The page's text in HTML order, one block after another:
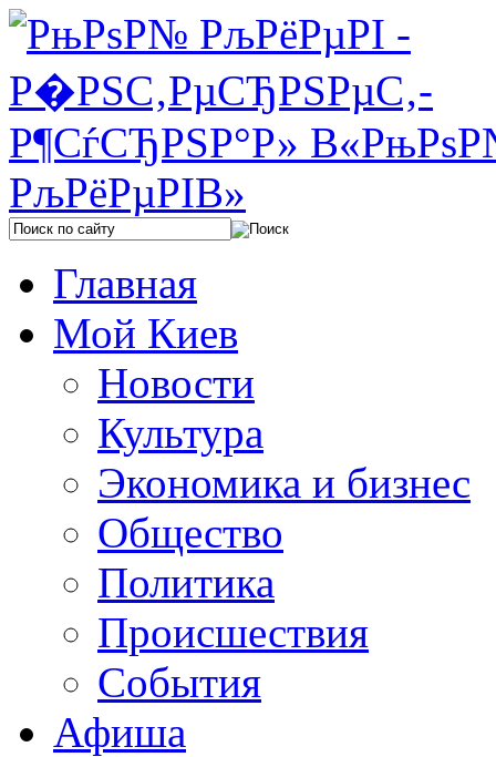
Главная
Мой Киев
Новости
Культура
Экономика и бизнес
Общество
Политика
Происшествия
События
Афиша